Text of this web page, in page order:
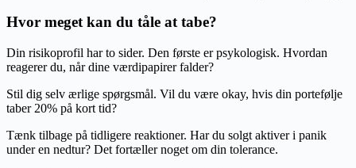
Hvor meget kan du tåle at tabe?
Din risikoprofil har to sider. Den første er psykologisk. Hvordan
reagerer du, når dine værdipapirer falder?
Stil dig selv ærlige spørgsmål. Vil du være okay, hvis din portefølje
taber 20% på kort tid?
Tænk tilbage på tidligere reaktioner. Har du solgt aktiver i panik
under en nedtur? Det fortæller noget om din tolerance.